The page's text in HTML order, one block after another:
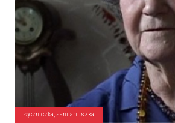
łączniczka, sanitariuszka